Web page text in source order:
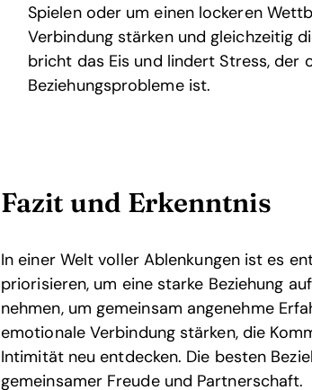
Spielen oder um einen lockeren
Verbindung stärken und gleichzeitig
bricht das Eis und lindert Stress, der
Beziehungsprobleme ist.
Fazit und Erkenntnis
In einer Welt voller Ablenkungen ist es
priorisieren, um eine starke Beziehung
nehmen, um gemeinsam angenehme
emotionale Verbindung stärken, die
Intimität neu entdecken. Die besten
gemeinsamer Freude und Partnerschaft.